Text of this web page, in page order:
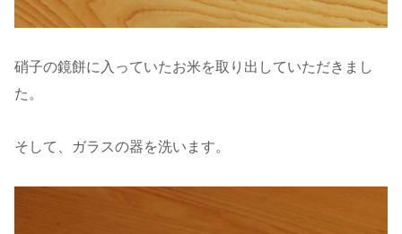
硝子の鏡餅に入っていたお米を取り出していただきまし
た。
そして、ガラスの器を洗います。